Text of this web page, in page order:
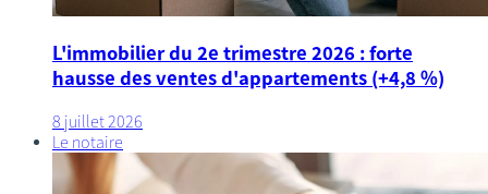
L'immobilier du 2e trimestre 2026 : forte
hausse des ventes d'appartements (+4,8 %)
8 juillet 2026
Le notaire